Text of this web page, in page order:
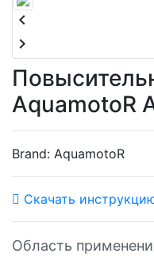
keyboard_arrow_left
keyboard_arrow_right
AquamotoR
Brand: AquamotoR
Скачать
Область